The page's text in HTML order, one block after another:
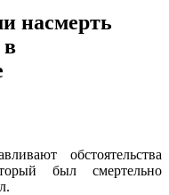
насмерть
в
обстоятельства
был смертельно